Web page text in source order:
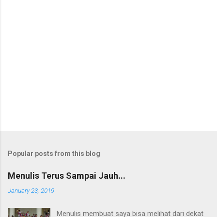
Popular posts from this blog
Menulis Terus Sampai Jauh...
January 23, 2019
Menulis membuat saya bisa melihat dari dekat